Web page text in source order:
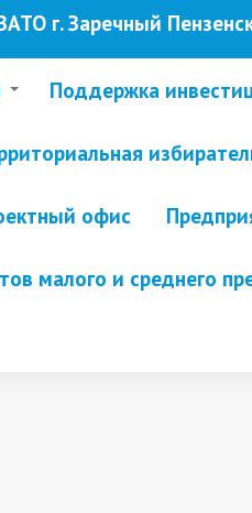
г. Заречный
Поддержка
офис
малого и среднего